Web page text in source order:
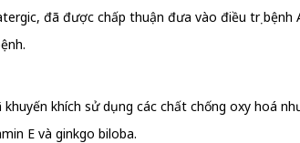
đã được chấp thuận đưa vào điều trị bệnh
khích sử dụng các chất chống oxy hoá
E và ginkgo biloba.